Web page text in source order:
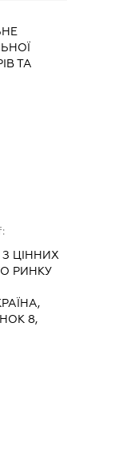
ТА
ЦІННИХ
РИНКУ
8,